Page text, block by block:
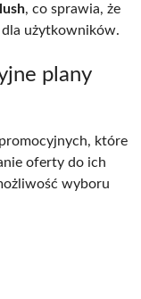
, co sprawia, że
użytkowników.
plany
które
oferty do ich
wyboru